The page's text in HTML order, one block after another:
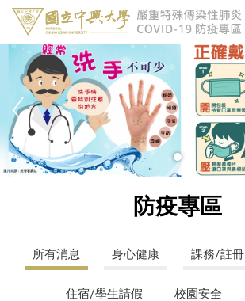
防疫專區
所有消息 身心健康 課務/註冊
住宿/學生請假 校園安全